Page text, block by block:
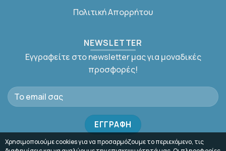
Πολιτική Απορρήτου
NEWSLETTER
Εγγραφείτε στο newsletter μας για μοναδικές
προσφορές!
Χρησιμοποιούμε cookies για να προσαρμόζουμε το περιεχόμενο, τις